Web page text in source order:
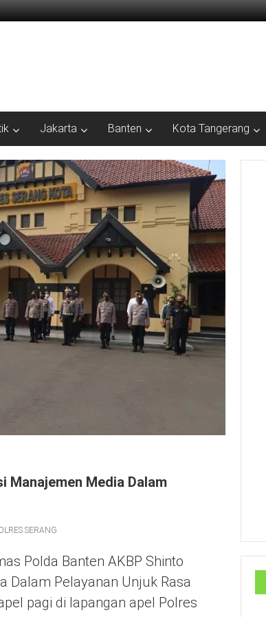
Jakarta Banten Kota Tangerang
Manajemen Media Dalam
SERANG
Polda Banten AKBP Shinto
Dalam Pelayanan Unjuk Rasa
pagi di lapangan apel Polres